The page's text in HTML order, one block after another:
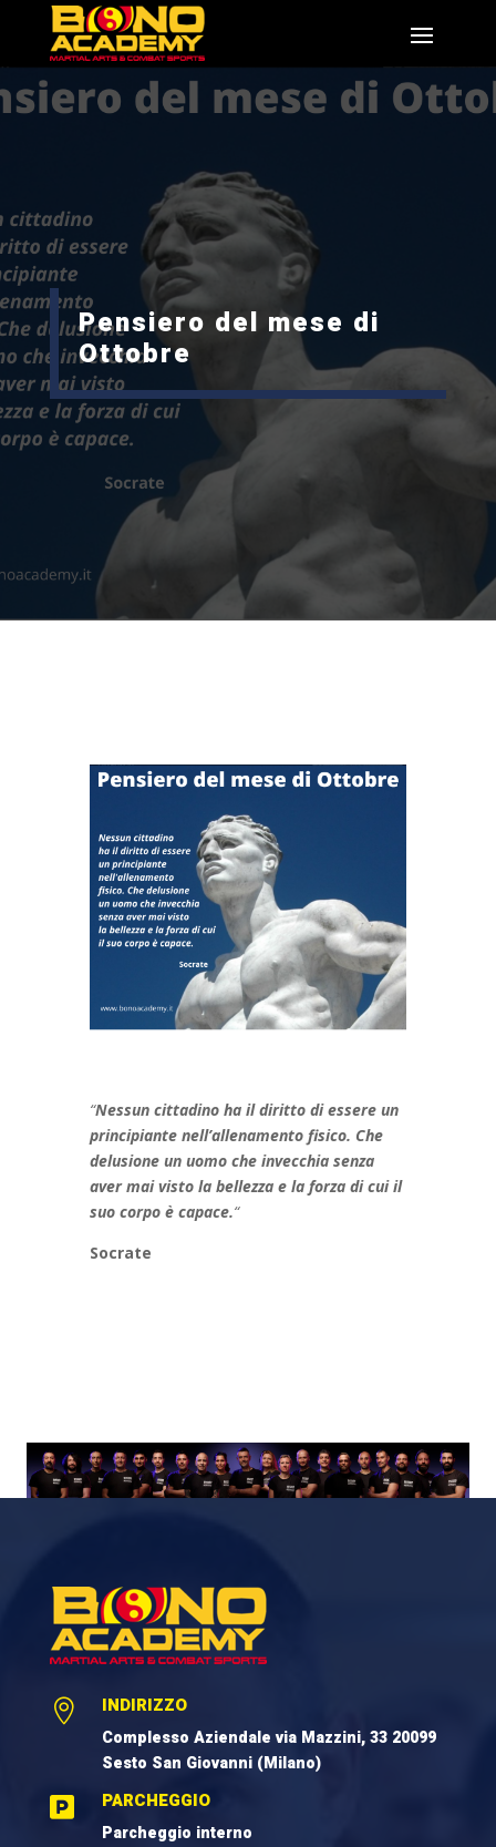
Pensiero del mese di
Ottobre
“Nessun cittadino ha il diritto di essere un
principiante nell’allenamento fisico. Che
delusione un uomo che invecchia senza
aver mai visto la bellezza e la forza di cui il
suo corpo è capace.“
Socrate
 INDIRIZZO
Complesso Aziendale via Mazzini, 33 20099
Sesto San Giovanni (Milano)
 PARCHEGGIO
Parcheggio interno